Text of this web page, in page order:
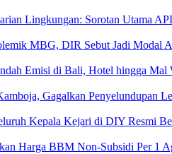
Lingkungan: Sorotan Utama
MBG, DIR Sebut Jadi Modal
Emisi di Bali, Hotel hingga
Gagalkan Penyelundupan
Kepala Kejari di DIY Resmi
Harga BBM Non-Subsidi Per 1